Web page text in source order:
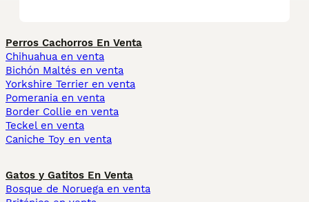
Perros Cachorros En Venta
Chihuahua en venta
Bichón Maltés en venta
Yorkshire Terrier en venta
Pomerania en venta
Border Collie en venta
Teckel en venta
Caniche Toy en venta
Gatos y Gatitos En Venta
Bosque de Noruega en venta